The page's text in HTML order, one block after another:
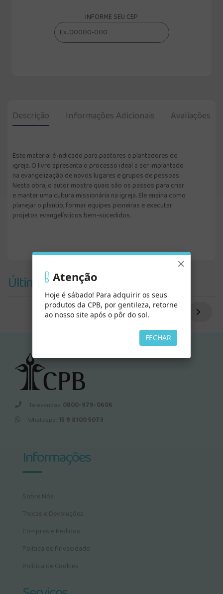
INFORME SEU CEP
Descrição Informações Adicionais Avaliações
Este material é indicado para pastores e plantadores de
igreja. O livro apresenta o processo ideal a ser implantado
na evangelização de novos lugares e grupos de pessoas.
Nesta obra, o autor mostra quais são os passos para criar
e manter uma cultura missionária na igreja. Ele ensina como
planejar o plantio, formar equipes pioneiras e executar
projetos evangelísticos bem-sucedidos.
Últimos Vistos
Televendas: 0800-979-0606
Whatsapp: 15 9 8100 5073
Informações
Sobre Nós
Trocas e Devoluções
Compras e Pedidos
Política de Privacidade
Política de Cookies
×
Atenção
Hoje é sábado! Para adquirir os seus
produtos da CPB, por gentileza, retorne
ao nosso site após o pôr do sol.
FECHAR